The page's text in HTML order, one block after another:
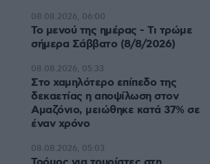
Το μενού της ημέρας - Τι τρώμε
σήμερα Σάββατο (8/8/2026)
08.08.2026, 06:00
Στο χαμηλότερο επίπεδο της
δεκαετίας η αποψίλωση στον
Αμαζόνιο, μειώθηκε κατά 37% σε
έναν χρόνο
08.08.2026, 05:33
08.08.2026, 05:03